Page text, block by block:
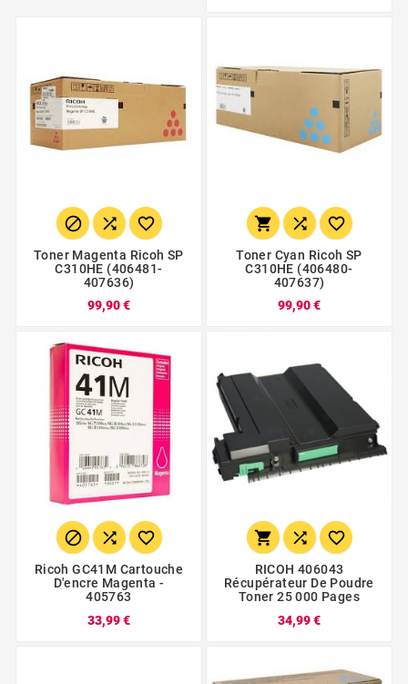
  
Toner Magenta Ricoh SP
C310HE (406481-
407636)
99,90 €
  
Toner Cyan Ricoh SP
C310HE (406480-
407637)
99,90 €
  
Ricoh GC41M Cartouche
D'encre Magenta -
405763
33,99 €
  
RICOH 406043
Récupérateur De Poudre
Toner 25 000 Pages
34,99 €